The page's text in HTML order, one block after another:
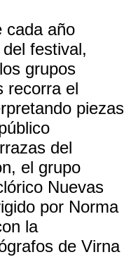
cada año
festival,
grupos
recorra el
piezas
del
el grupo
Nuevas
por Norma
la
de Virna